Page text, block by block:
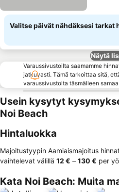
Valitse päivät nähdäksesi tarkat
Näytä
Varaussivustoilta saamamme
jatkuvasti. Tämä tarkoittaa sitä,
varaussivustolta täsmälleen
Usein kysytyt
Noi Beach
Hintaluokka
Majoitustyypin Aamiaismajoitus
vaihtelevat välillä ‎12 € – ‎130 € per
Kata Noi Beach: Muita